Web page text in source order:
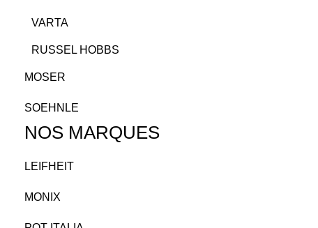
VARTA
RUSSEL HOBBS
MOSER
SOEHNLE
NOS MARQUES
LEIFHEIT
MONIX